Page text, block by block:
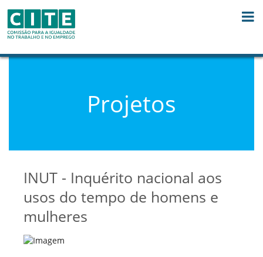
Projetos
INUT - Inquérito nacional aos
usos do tempo de homens e
mulheres